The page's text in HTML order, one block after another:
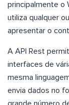
principalmente o
utiliza qualquer
apresentar o
A API Rest
interfaces de
mesma
envia dados no